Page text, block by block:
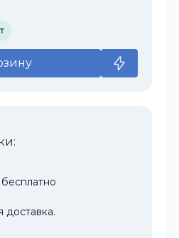
доставка.